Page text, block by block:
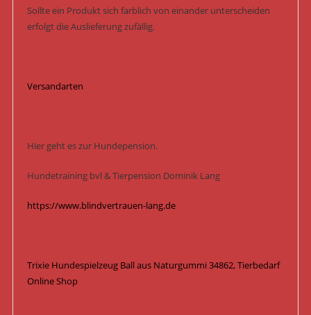
Sollte ein Produkt sich farblich von einander unterscheiden
erfolgt die Auslieferung zufällig.
Versandarten
Hier geht es zur Hundepension.
Hundetraining bvl & Tierpension Dominik Lang
https://www.blindvertrauen-lang.de
Trixie Hundespielzeug Ball aus Naturgummi 34862, Tierbedarf
Online Shop